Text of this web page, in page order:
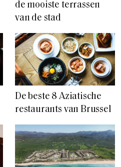
de mooiste terrassen
van de stad
De beste 8 Aziatische
restaurants van Brussel